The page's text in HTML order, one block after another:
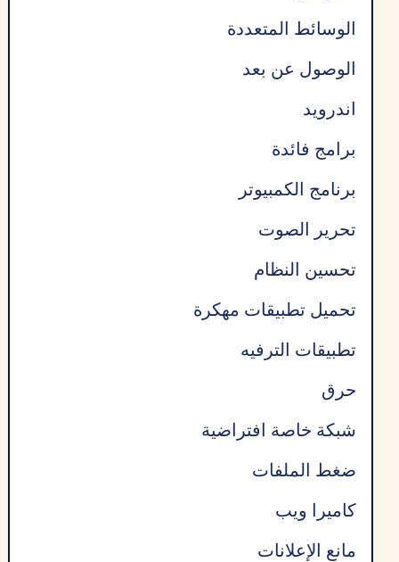
الوسائط المتعددة
الوصول عن بعد
اندرويد
برامج فائدة
برنامج الكمبيوتر
تحرير الصوت
تحسين النظام
تحميل تطبيقات مهكرة
تطبيقات الترفيه
حرق
شبكة خاصة افتراضية
ضغط الملفات
كاميرا ويب
مانع الإعلانات